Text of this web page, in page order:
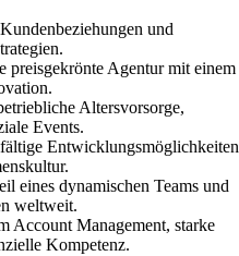
und
preisgekrönte Agentur mit einem
Altersvorsorge,
Events.
Entwicklungsmöglichkeiten
eines dynamischen Teams und
weltweit.
Account Management, starke
Kompetenz.